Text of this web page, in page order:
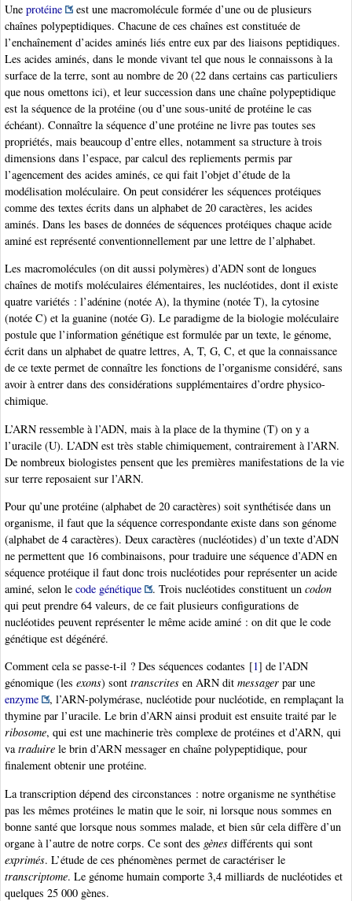
Une protéine
est une macromolécule formée d’une ou de plusieurs
chaînes polypeptidiques. Chacune de ces chaînes est constituée de
l’enchaînement d’acides aminés liés entre eux par des liaisons peptidiques.
Les acides aminés, dans le monde vivant tel que nous le connaissons à la
surface de la terre, sont au nombre de 20 (22 dans certains cas particuliers
que nous omettons ici), et leur succession dans une chaîne polypeptidique
est la séquence de la protéine (ou d’une sous-unité de protéine le cas
échéant). Connaître la séquence d’une protéine ne livre pas toutes ses
propriétés, mais beaucoup d’entre elles, notamment sa structure à trois
dimensions dans l’espace, par calcul des repliements permis par
l’agencement des acides aminés, ce qui fait l’objet d’étude de la
modélisation moléculaire. On peut considérer les séquences protéiques
comme des textes écrits dans un alphabet de 20 caractères, les acides
aminés. Dans les bases de données de séquences protéiques chaque acide
aminé est représenté conventionnellement par une lettre de l’alphabet.
Les macromolécules (on dit aussi polymères) d’ADN sont de longues
chaînes de motifs moléculaires élémentaires, les nucléotides, dont il existe
quatre variétés : l’adénine (notée A), la thymine (notée T), la cytosine
(notée C) et la guanine (notée G). Le paradigme de la biologie moléculaire
postule que l’information génétique est formulée par un texte, le génome,
écrit dans un alphabet de quatre lettres, A, T, G, C, et que la connaissance
de ce texte permet de connaître les fonctions de l’organisme considéré, sans
avoir à entrer dans des considérations supplémentaires d’ordre physico-
chimique.
L’ARN ressemble à l’ADN, mais à la place de la thymine (T) on y a
l’uracile (U). L’ADN est très stable chimiquement, contrairement à l’ARN.
De nombreux biologistes pensent que les premières manifestations de la vie
sur terre reposaient sur l’ARN.
Pour qu’une protéine (alphabet de 20 caractères) soit synthétisée dans un
organisme, il faut que la séquence correspondante existe dans son génome
(alphabet de 4 caractères). Deux caractères (nucléotides) d’un texte d’ADN
ne permettent que 16 combinaisons, pour traduire une séquence d’ADN en
séquence protéique il faut donc trois nucléotides pour représenter un acide
aminé, selon le code génétique . Trois nucléotides constituent un codon
qui peut prendre 64 valeurs, de ce fait plusieurs configurations de
nucléotides peuvent représenter le même acide aminé : on dit que le code
génétique est dégénéré.
Comment cela se passe-t-il ? Des séquences codantes [1] de l’ADN
génomique (les exons) sont transcrites en ARN dit messager par une
enzyme
, l’ARN-polymérase, nucléotide pour nucléotide, en remplaçant la
thymine par l’uracile. Le brin d’ARN ainsi produit est ensuite traité par le
ribosome, qui est une machinerie très complexe de protéines et d’ARN, qui
vatraduire le brin d’ARN messager en chaîne polypeptidique, pour
finalement obtenir une protéine.
La transcription dépend des circonstances : notre organisme ne synthétise
pas les mêmes protéines le matin que le soir, ni lorsque nous sommes en
bonne santé que lorsque nous sommes malade, et bien sûr cela diffère d’un
organe à l’autre de notre corps. Ce sont des gènes différents qui sont
exprimés. L’étude de ces phénomènes permet de caractériser le
transcriptome. Le génome humain comporte 3,4 milliards de nucléotides et
quelques 25 000 gènes.